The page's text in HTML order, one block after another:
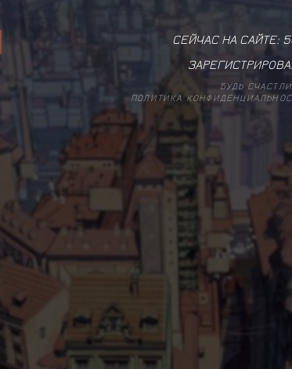
СЕЙЧАС НА САЙТЕ:
БУДЬ
ПОЛИТИКА